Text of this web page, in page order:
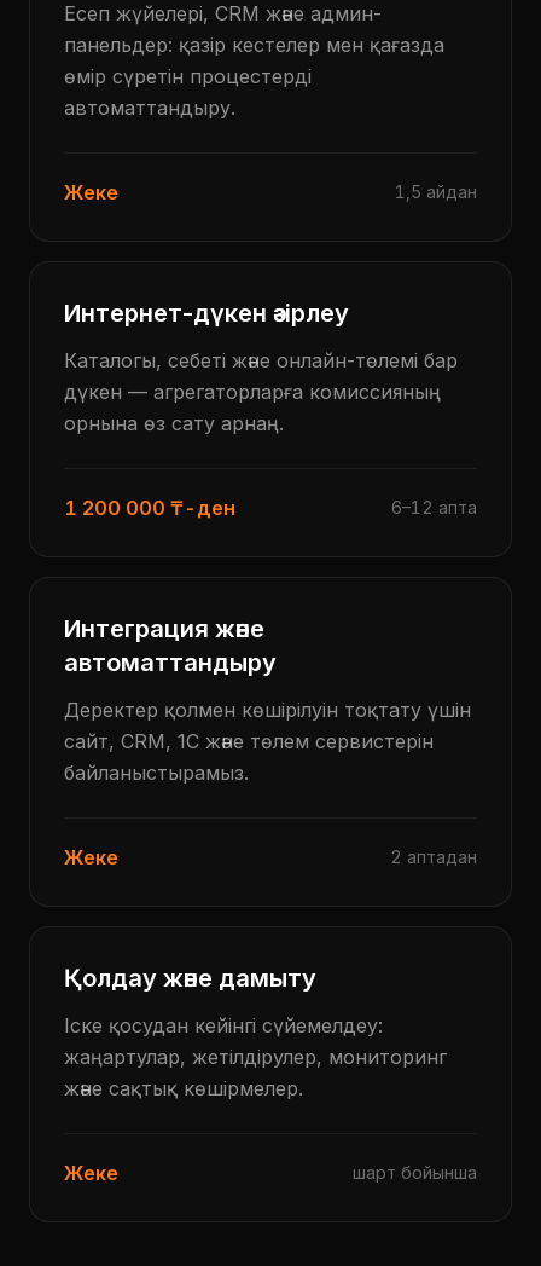
Есеп жүйелері, CRM және админ-
панельдер: қазір кестелер мен қағазда
өмір сүретін процестерді
автоматтандыру.
Жеке 1,5 айдан
Интернет-дүкен әзірлеу
Каталогы, себеті және онлайн-төлемі бар
дүкен — агрегаторларға комиссияның
орнына өз сату арнаң.
1 200 000 ₸-ден 6–12 апта
Интеграция және
автоматтандыру
Деректер қолмен көшірілуін тоқтату үшін
сайт, CRM, 1С және төлем сервистерін
байланыстырамыз.
Жеке 2 аптадан
Қолдау және дамыту
Іске қосудан кейінгі сүйемелдеу:
жаңартулар, жетілдірулер, мониторинг
және сақтық көшірмелер.
Жеке шарт бойынша